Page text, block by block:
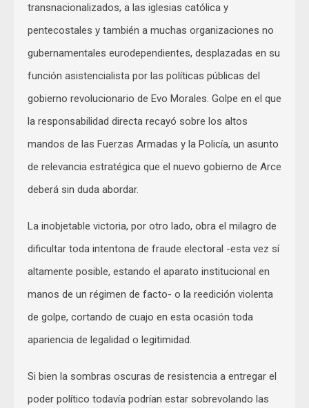
transnacionalizados, a las iglesias católica y
pentecostales y también a muchas organizaciones no
gubernamentales eurodependientes, desplazadas en su
función asistencialista por las políticas públicas del
gobierno revolucionario de Evo Morales. Golpe en el que
la responsabilidad directa recayó sobre los altos
mandos de las Fuerzas Armadas y la Policía, un asunto
de relevancia estratégica que el nuevo gobierno de Arce
deberá sin duda abordar.
La inobjetable victoria, por otro lado, obra el milagro de
dificultar toda intentona de fraude electoral -esta vez sí
altamente posible, estando el aparato institucional en
manos de un régimen de facto- o la reedición violenta
de golpe, cortando de cuajo en esta ocasión toda
apariencia de legalidad o legitimidad.
Si bien la sombras oscuras de resistencia a entregar el
poder político todavía podrían estar sobrevolando las